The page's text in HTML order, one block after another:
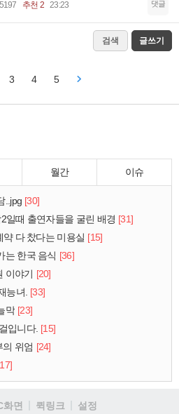
추천 2 23:23 댓글
검색 글쓰기
3 4 5
월간 이슈
..jpg [30]
일때 출연자들을 굴린 배경 [31]
약 다 찼다는 미용실 [15]
는 한국 음식 [36]
이야기 [20]
능녀. [33]
막 [23]
입니다. [15]
위엄 [24]
화면 퀵링크 설정